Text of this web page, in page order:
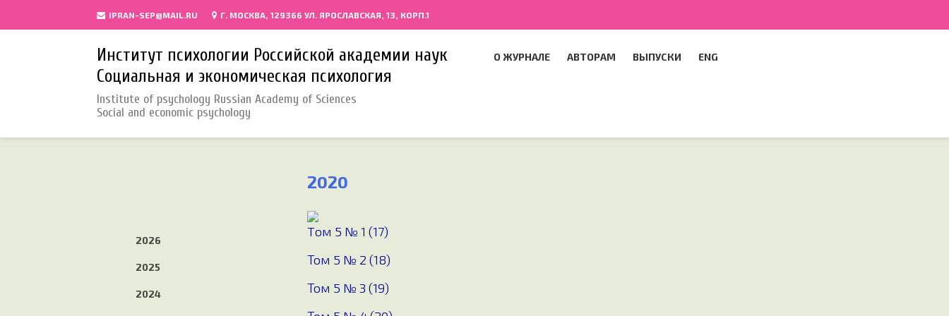
IPRAN-SEP@MAIL.RU Г. МОСКВА, 129366 УЛ. ЯРОСЛАВСКАЯ, 13, КОРП.1
Институт психологии Российской академии наук
Социальная и экономическая психология
Institute of psychology Russian Academy of Sciences
Social and economic psychology
О ЖУРНАЛЕ АВТОРАМ ВЫПУСКИ ENG
2026
2025
2024
2020
Tом 5 № 1 (17)
Том 5 № 2 (18)
Том 5 № 3 (19)